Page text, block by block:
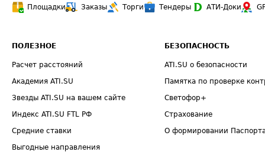
Площадки
Заказы Торги Тендеры АТИ-Доки
ПОЛЕЗНОЕ
Расчет расстояний
Академия ATI.SU
Звезды ATI.SU на вашем сайте
Индекс ATI.SU FTL РФ
Средние ставки
Выгодные направления
БЕЗОПАСНОСТЬ
ATI.SU о безопасности
Памятка по проверке
Светофор+
Страхование
О формировании